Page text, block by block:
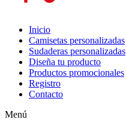
Inicio
Camisetas personalizadas
Sudaderas personalizadas
Diseña tu producto
Productos promocionales
Registro
Contacto
Menú